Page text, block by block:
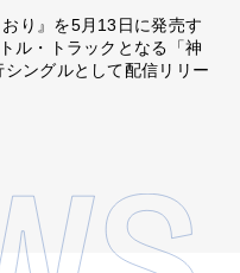
り』を5月13日に発売す
ル・トラックとなる「神
ングルとして配信リリー